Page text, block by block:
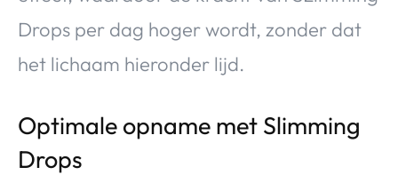
Drops per dag hoger wordt, zonder dat
het lichaam hieronder lijd.
Optimale opname met Slimming
Drops